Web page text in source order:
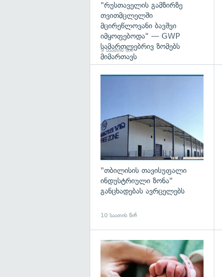
"რუსთაველის გამზირზე
თვითმცლელში
მცირეწლოვანი ბავშვი
იმყოფებოდა" — GWP
სამართლებრივ ზომებს
მიმართავს
9 საათის წინ
"თბილისის თავისუფალი
ინდუსტრიული ზონა"
განცხადებას ავრცელებს
10 საათის წინ